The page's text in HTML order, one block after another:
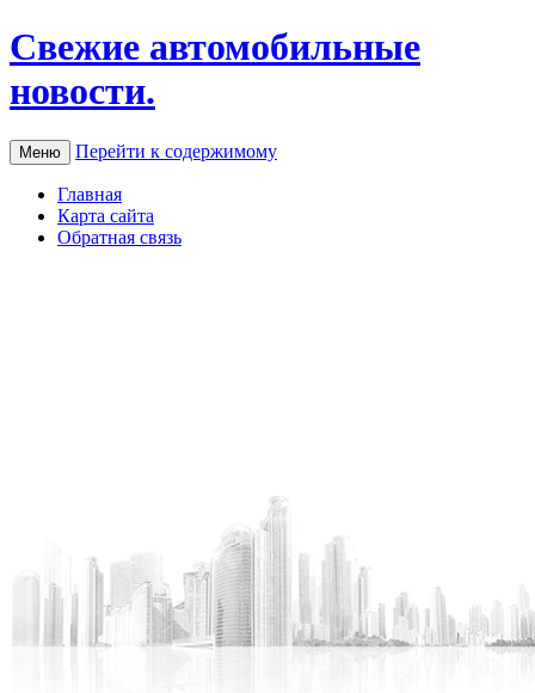
Свежие автомобильные
новости.
Меню Перейти к содержимому
Главная
Карта сайта
Обратная связь